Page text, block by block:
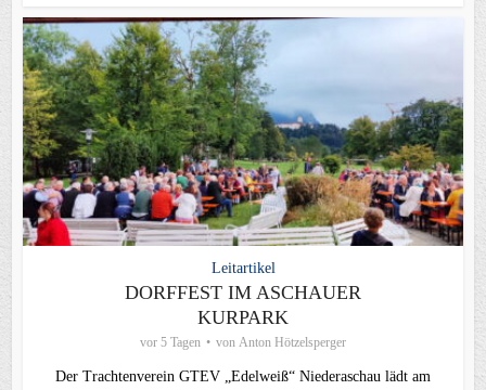
Leitartikel
DORFFEST IM ASCHAUER
KURPARK
vor 5 Tagen von Anton Hötzelsperger
Der Trachtenverein GTEV „Edelweiß“ Niederaschau lädt am